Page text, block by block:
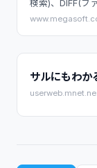
検索)、DIFF(フ
集、巨大ファイ
サルにもわか